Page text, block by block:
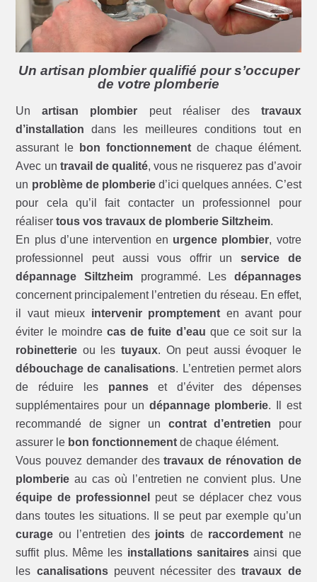
Un artisan plombier qualifié pour s’occuper
de votre plomberie
Unartisan plombier peut réaliser des travaux
d’installation dans les meilleures conditions tout en
assurant le
bon fonctionnement de chaque élément.
Avec un travail de qualité, vous ne risquerez pas d’avoir
un problème de plomberied’ici quelques années. C’est
pour cela qu’il fait contacter un professionnel pour
réalisertous vos travaux de plomberie Siltzheim.
En plus d’une intervention en urgence plombier, votre
professionnel peut aussi vous offrir un service de
dépannage Siltzheimprogrammé. Les dépannages
concernent principalement l’entretien du réseau. En effet,
il vaut mieux intervenir promptement en avant pour
éviter le moindrecas de fuite d’eau que ce soit sur la
robinetterie ou les tuyaux. On peut aussi évoquer le
débouchage de canalisations. L’entretien permet alors
de réduire les panneset d’éviter des dépenses
supplémentaires pour un dépannage plomberie. Il est
recommandé de signer un contrat d’entretien pour
assurer le bon fonctionnement de chaque élément.
Vous pouvez demander destravaux de rénovation de
plomberie au cas où l’entretien ne convient plus. Une
équipe de professionnel
peut se déplacer chez vous
dans toutes les situations. Il se peut par exemple qu’un
curage ou l’entretien des joints de raccordement ne
suffit plus. Même les installations sanitairesainsi que
les canalisationspeuvent nécessiter destravaux de